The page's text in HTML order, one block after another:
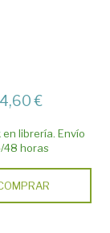
€
en librería. Envío
48 horas